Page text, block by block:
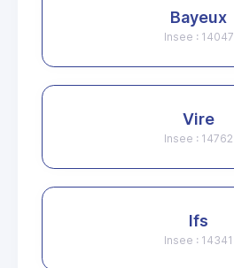
Bayeux
Insee : 14047
Vire
Insee : 14762
Ifs
Insee : 14341